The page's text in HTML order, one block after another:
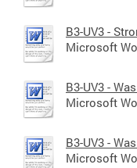
B3-UV3 -
Microsoft
B3-UV3 -
Microsoft
B3-UV3 -
Microsoft